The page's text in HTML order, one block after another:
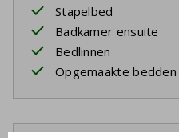
Stapelbed
Badkamer ensuite
Bedlinnen
Opgemaakte